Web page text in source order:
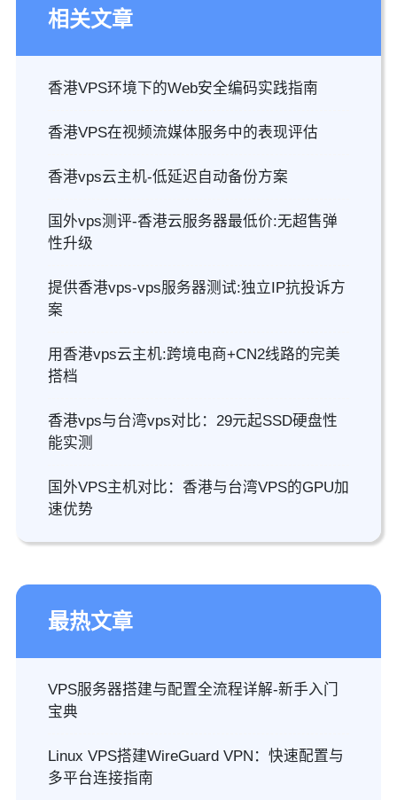
相关文章
香港VPS环境下的Web安全编码实践指南
香港VPS在视频流媒体服务中的表现评估
香港vps云主机-低延迟自动备份方案
国外vps测评-香港云服务器最低价:无超售弹
性升级
提供香港vps-vps服务器测试:独立IP抗投诉方
案
用香港vps云主机:跨境电商+CN2线路的完美
搭档
香港vps与台湾vps对比：29元起SSD硬盘性
能实测
国外VPS主机对比：香港与台湾VPS的GPU加
速优势
最热文章
VPS服务器搭建与配置全流程详解-新手入门
宝典
Linux VPS搭建WireGuard VPN：快速配置与
多平台连接指南